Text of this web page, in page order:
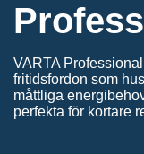
VARTA
fritidsfordon som
måttliga
perfekta för kortare